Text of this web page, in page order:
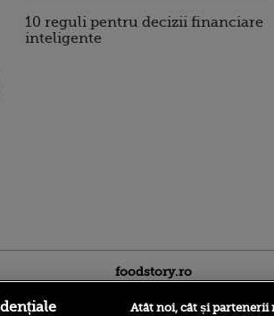
10 reguli pentru decizii financiare
inteligente
foodstory.ro
Atât noi, cât și